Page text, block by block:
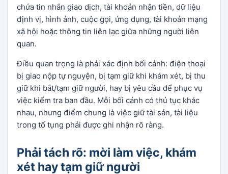
chứa tin nhắn giao dịch, tài khoản nhận tiền, dữ liệu
định vị, hình ảnh, cuộc gọi, ứng dụng, tài khoản mạng
xã hội hoặc thông tin liên lạc giữa những người liên
quan.
Điều quan trọng là phải xác định bối cảnh: điện thoại
bị giao nộp tự nguyện, bị tạm giữ khi khám xét, bị thu
giữ khi bắt/tạm giữ người, hay bị yêu cầu để phục vụ
việc kiểm tra ban đầu. Mỗi bối cảnh có thủ tục khác
nhau, nhưng điểm chung là việc giữ tài sản, tài liệu
trong tố tụng phải được ghi nhận rõ ràng.
Phải tách rõ: mời làm việc, khám
xét hay tạm giữ người